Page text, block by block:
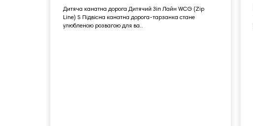
Дитяча канатна дорога Дитячий Зіп Лайн WCG (Zip
Line) S Підвісна канатна дорога-тарзанка стане
улюбленою розвагою для ва..